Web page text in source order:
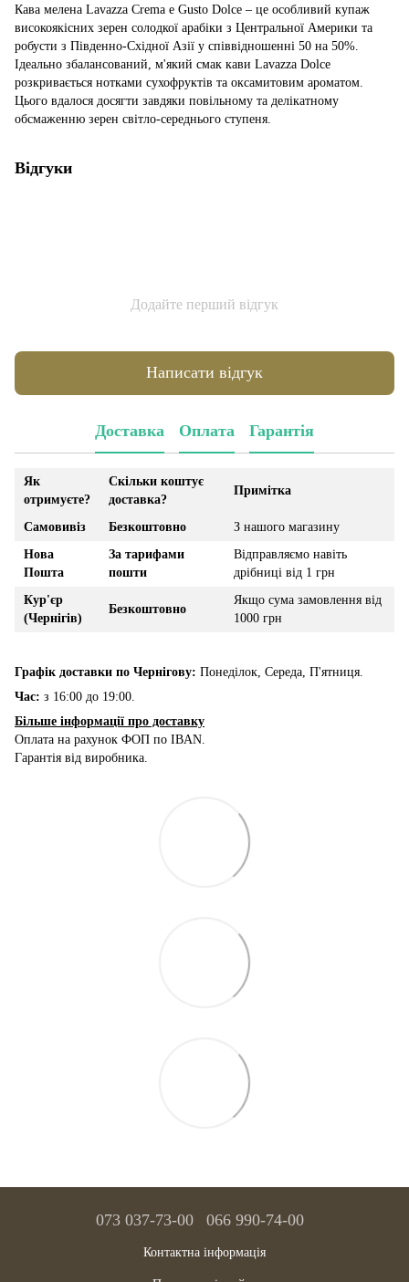
Кава мелена Lavazza Crema e Gusto Dolce – це особливий купаж
високоякісних зерен солодкої арабіки з Центральної Америки та
робусти з Південно-Східної Азії у співвідношенні 50 на 50%.
Ідеально збалансований, м'який смак кави Lavazza Dolce
розкривається нотками сухофруктів та оксамитовим ароматом.
Цього вдалося досягти завдяки повільному та делікатному
обсмаженню зерен світло-середнього ступеня.
Відгуки
Додайте перший відгук
Написати відгук
Доставка Оплата Гарантія
Як
отримуєте?
Скільки коштує
доставка?
Примітка
Самовивіз Безкоштовно
З нашого магазину
Нова
Пошта
За тарифами
пошти
Відправляємо навіть
дрібниці від 1 грн
Кур'єр
(Чернігів)
Безкоштовно
Якщо сума замовлення від
1000 грн
Графік доставки по Чернігову: Понеділок, Середа, П'ятниця.
Час: з 16:00 до 19:00.
Більше інформації про доставку
Оплата на рахунок ФОП по IBAN.
Гарантія від виробника.
073 037-73-00 066 990-74-00
Контактна інформація